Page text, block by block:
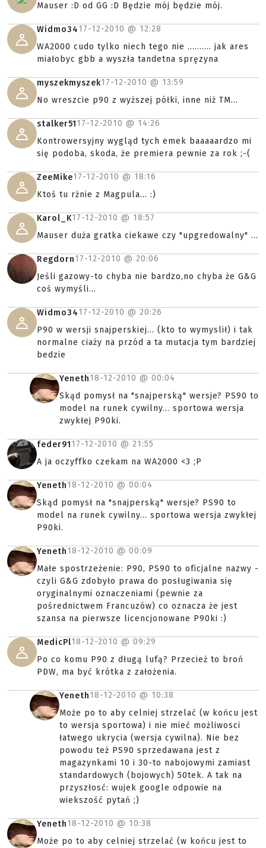
Mauser :D od GG :D Będzie mój będzie mój.
Widmo3417-12-2010 @ 12:28
WA2000 cudo tylko niech tego nie .......... jak ares
miałobyc gbb a wyszła tandetna spręzyna
myszekmyszek17-12-2010 @ 13:59
No wreszcie p90 z wyższej półki, inne niż TM...
stalker5117-12-2010 @ 14:26
Kontrowersyjny wygląd tych emek baaaaardzo mi
się podoba, skoda, że premiera pewnie za rok ;-(
ZeeMike17-12-2010 @ 18:16
Ktoś tu rżnie z Magpula... :)
Karol_K17-12-2010 @ 18:57
Mauser duża gratka ciekawe czy "upgredowalny" ...
Regdorn17-12-2010 @ 20:06
Jeśli gazowy-to chyba nie bardzo,no chyba że G&G
coś wymyśli...
Widmo3417-12-2010 @ 20:26
P90 w wersji snajperskiej... (kto to wymyslił) i tak
normalne ciaży na przód a ta mutacja tym bardziej
bedzie
Yeneth18-12-2010 @ 00:04
Skąd pomysł na "snajperską" wersje? PS90 to
model na runek cywilny... sportowa wersja
zwykłej P90ki.
feder9117-12-2010 @ 21:55
A ja oczyffko czekam na WA2000 <3 ;P
Yeneth18-12-2010 @ 00:04
Skąd pomysł na "snajperską" wersje? PS90 to
model na runek cywilny... sportowa wersja zwykłej
P90ki.
Yeneth18-12-2010 @ 00:09
Małe spostrzeżenie: P90, PS90 to oficjalne nazwy -
czyli G&G zdobyło prawa do posługiwania się
oryginalnymi oznaczeniami (pewnie za
pośrednictwem Francuzów) co oznacza że jest
szansa na pierwsze licencjonowane P90ki :)
MedicPl18-12-2010 @ 09:29
Po co komu P90 z długą lufą? Przecież to broń
PDW, ma być krótka z założenia.
Yeneth18-12-2010 @ 10:38
Może po to aby celniej strzelać (w końcu jest
to wersja sportowa) i nie mieć możliwosci
łatwego ukrycia (wersja cywilna). Nie bez
powodu też PS90 sprzedawana jest z
magazynkami 10 i 30-to nabojowymi zamiast
standardowych (bojowych) 50tek. A tak na
przyszłosć: wujek google odpowie na
wiekszość pytań ;)
Yeneth18-12-2010 @ 10:38
Może po to aby celniej strzelać (w końcu jest to